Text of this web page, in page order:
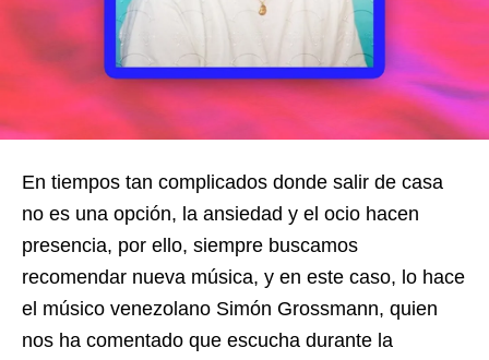
En tiempos tan complicados donde salir de casa
no es una opción, la ansiedad y el ocio hacen
presencia, por ello, siempre buscamos
recomendar nueva música, y en este caso, lo hace
el músico venezolano Simón Grossmann, quien
nos ha comentado que escucha durante la